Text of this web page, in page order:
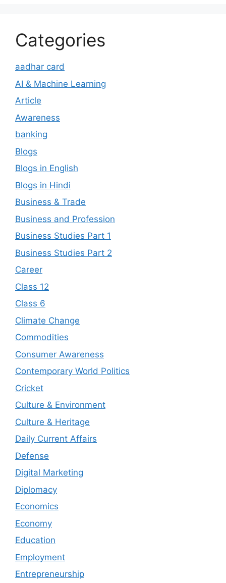
Categories
aadhar card
AI & Machine Learning
Article
Awareness
banking
Blogs
Blogs in English
Blogs in Hindi
Business & Trade
Business and Profession
Business Studies Part 1
Business Studies Part 2
Career
Class 12
Class 6
Climate Change
Commodities
Consumer Awareness
Contemporary World Politics
Cricket
Culture & Environment
Culture & Heritage
Daily Current Affairs
Defense
Digital Marketing
Diplomacy
Economics
Economy
Education
Employment
Entrepreneurship